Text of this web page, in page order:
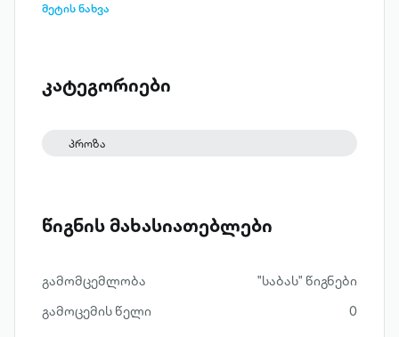
მეტის ნახვა
კატეგორიები
პროზა
წიგნის მახასიათებლები
გამომცემლობა
"საბას" წიგნები
გამოცემის წელი
0